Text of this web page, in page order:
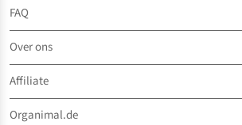
FAQ
Over ons
Affiliate
Organimal.de